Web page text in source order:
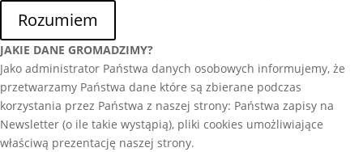
Rozumiem
JAKIE DANE GROMADZIMY?
Jako administrator Państwa danych osobowych informujemy, że
przetwarzamy Państwa dane które są zbierane podczas
korzystania przez Państwa z naszej strony: Państwa zapisy na
Newsletter (o ile takie wystąpią), pliki cookies umożliwiające
właściwą prezentację naszej strony.